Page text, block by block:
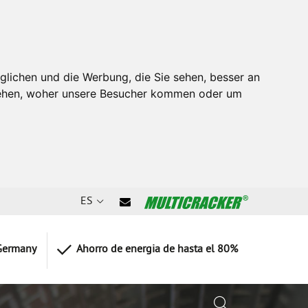
und die Werbung, die Sie sehen, besser an
woher unsere Besucher kommen oder um
ES
Ahorro de energia de hasta el 80%